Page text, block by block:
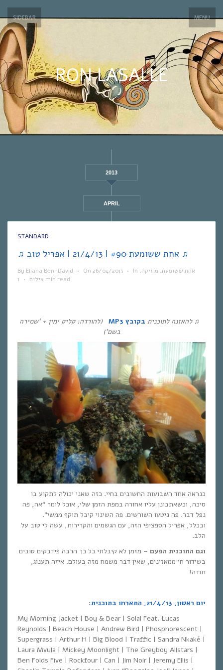
SIDEBAR MENU
RON LASALLE
2013
APRIL
STANDARD
♫ אחת ששומעת #90 | 21/4/13 | אפריל טוב ♫
By Eliana Ben-David • On 26/04/2013 • In אחת ששומעת, מוזיקה,
צילום • 1 min read
♫ להאזנה לתוכנית בקובץ MP3
(להורדה: קליק ימין + ‘שמירה
בשם’)
כנראה אחד השבועות החשובים בחיי. כזה שאני יכולה לתקוע בו
סיכה, וכשאתבונן עליו אחורה במפת הזמן שלי, אוכל לומר “אה, פה
נפל דבר. פה ניטעו השורשים. פה השינוי קיבל תוקף ממשי”.
ובכלל, אפריל הספציפי הזה, עם הגשמים והקרירות, עשה לי טוב על
הלב.
וגם התוכנית הפעם – מזמן לא קיבלתי כל כך הרבה פידבקים טובים
בשידור חי ממאזינים, שאין דבר משמח מזה בעולם. איזה תענוג,
תודה!
יום ראשון, 21/4/13, התארחו בתוכנית:
My Morning Jacket | Boy & Bear | Solal Feat. Lucas
Reynolds | Beach House | Andrew Bird | Phosphorescent |
Supergrass | Arthur H | Big Blood | Traffic | Sandra Nkaké |
Laura Mvula | Mickey Moonlight | The Greyboy Allstars |
Ben Folds Five | Rockfour | Can | Jim Noir | Jeremy Ellis |